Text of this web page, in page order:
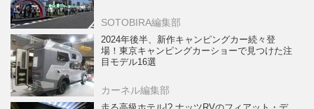
SOTOBIRA編集部
2024年後半、新作キャンピングカー続々登
場！東京キャンピングカーショーで見つけた注
目モデル16選
カーネル編集部